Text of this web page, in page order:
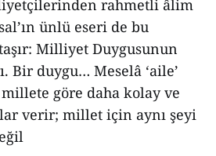
rahmetli âlim
ünlü eseri de bu
Milliyet Duygusunun
Bir duygu… Meselâ ‘aile’
göre daha kolay ve
verir; millet için aynı şeyi